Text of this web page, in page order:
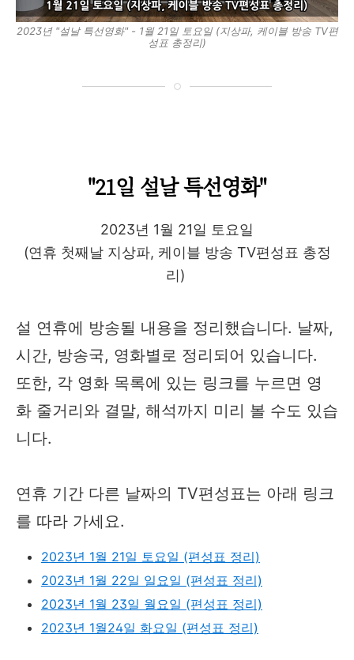
2023년 "설날 특선영화" - 1월 21일 토요일 (지상파, 케이블 방송 TV편
성표 총정리)
"21일 설날 특선영화"
2023년 1월 21일 토요일
(연휴 첫째날 지상파, 케이블 방송 TV편성표 총정
리)
설 연휴에 방송될 내용을 정리했습니다. 날짜,
시간, 방송국, 영화별로 정리되어 있습니다.
또한, 각 영화 목록에 있는 링크를 누르면 영
화 줄거리와 결말, 해석까지 미리 볼 수도 있습
니다.
연휴 기간 다른 날짜의 TV편성표는 아래 링크
를 따라 가세요.
2023년 1월 21일 토요일 (편성표 정리)
2023년 1월 22일 일요일 (편성표 정리)
2023년 1월 23일 월요일 (편성표 정리)
2023년 1월24일 화요일 (편성표 정리)